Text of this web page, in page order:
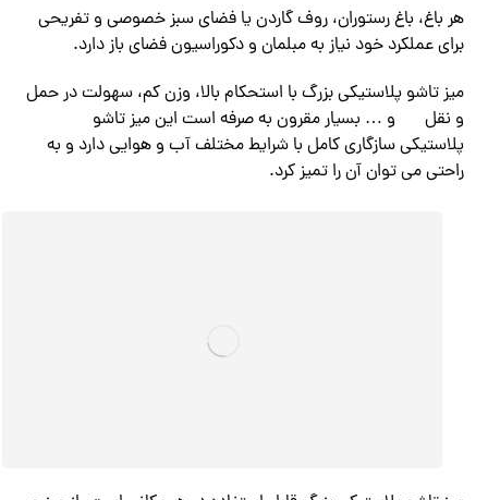
هر باغ، باغ رستوران، روف گاردن یا فضای سبز خصوصی و تفریحی
برای عملکرد خود نیاز به مبلمان و دکوراسیون فضای باز دارد.
میز تاشو پلاستیکی بزرگ با استحکام بالا، وزن کم، سهولت در حمل
و نقل
و … بسیار مقرون به صرفه است این میز تاشو
پلاستیکی سازگاری کامل با شرایط مختلف آب و هوایی دارد و به
راحتی می توان آن را تمیز کرد.